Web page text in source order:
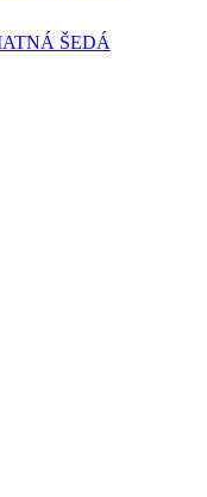
ŠEDÁ